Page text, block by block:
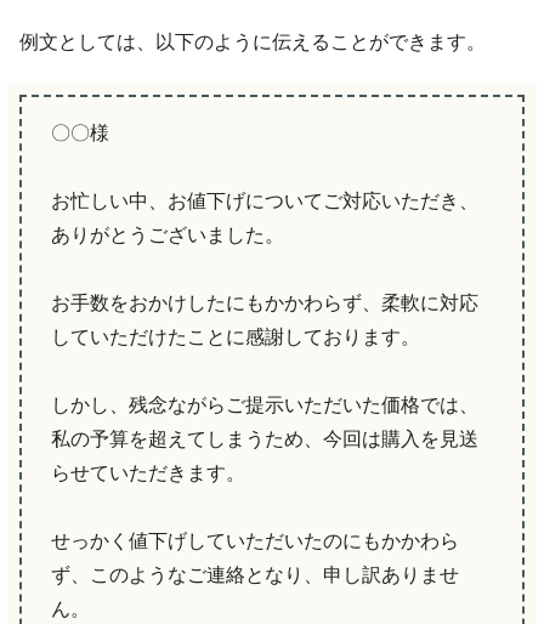
例文としては、以下のように伝えることができます。
〇〇様
お忙しい中、お値下げについてご対応いただき、
ありがとうございました。
お手数をおかけしたにもかかわらず、柔軟に対応
していただけたことに感謝しております。
しかし、残念ながらご提示いただいた価格では、
私の予算を超えてしまうため、今回は購入を見送
らせていただきます。
せっかく値下げしていただいたのにもかかわら
ず、このようなご連絡となり、申し訳ありませ
ん。